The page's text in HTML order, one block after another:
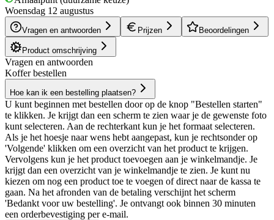
Woensdag 12 augustus
Vragen en antwoorden Prijzen Beoordelingen
Product omschrijving
Vragen en antwoorden
Koffer bestellen
Hoe kan ik een bestelling plaatsen?
U kunt beginnen met bestellen door op de knop "Bestellen starten"
te klikken. Je krijgt dan een scherm te zien waar je de gewenste foto
kunt selecteren. Aan de rechterkant kun je het formaat selecteren.
Als je het hoesje naar wens hebt aangepast, kun je rechtsonder op
'Volgende' klikken om een overzicht van het product te krijgen.
Vervolgens kun je het product toevoegen aan je winkelmandje. Je
krijgt dan een overzicht van je winkelmandje te zien. Je kunt nu
kiezen om nog een product toe te voegen of direct naar de kassa te
gaan. Na het afronden van de betaling verschijnt het scherm
'Bedankt voor uw bestelling'. Je ontvangt ook binnen 30 minuten
een orderbevestiging per e-mail.